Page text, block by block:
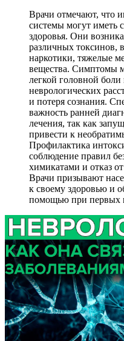
Врачи отмечают, что
системы могут иметь
здоровья. Они
различных токсинов,
наркотики, тяжелые
вещества. Симптомы
легкой головной
неврологических
и потеря сознания.
важность ранней
лечения, так как
привести к
Профилактика
соблюдение правил
химикатами и отказ
Врачи призывают
к своему здоровью и
помощью при первых